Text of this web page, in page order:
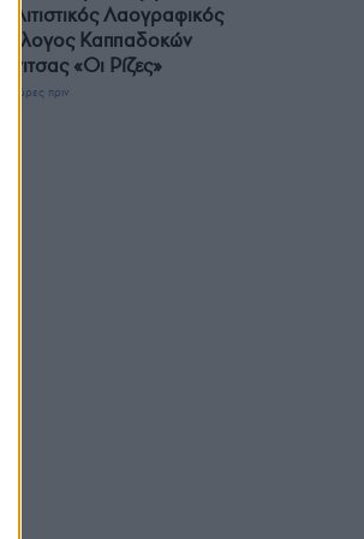
Πολιτιστικός Λαογραφικός
Σύλλογος Καππαδοκών
Κόνιτσας «Οι Ρίζες»
3 ώρες πριν